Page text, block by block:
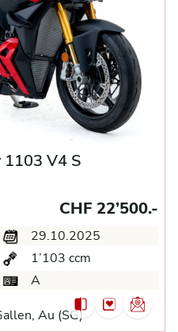
V4 S
CHF 22’500.-
29.10.2025
1’103 ccm
A
Au (SG)